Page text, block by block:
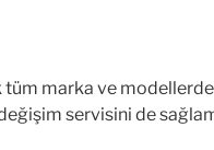
marka ve
servisini de